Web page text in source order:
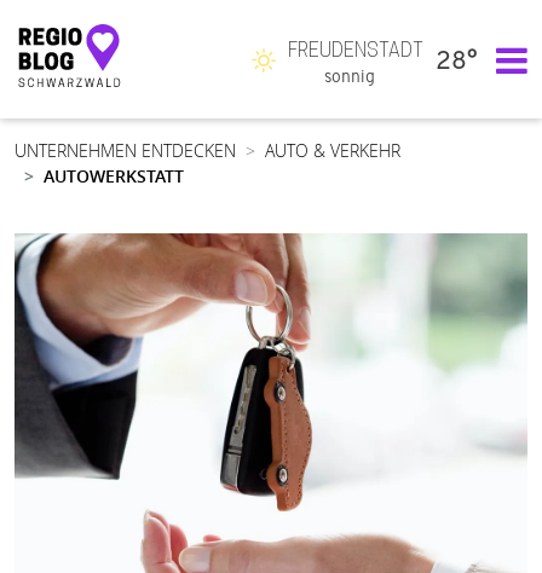
Hauptnavigation
FREUDENSTADT
sonnig
28°
UNTERNEHMEN ENTDECKEN
AUTO & VERKEHR
AUTOWERKSTATT